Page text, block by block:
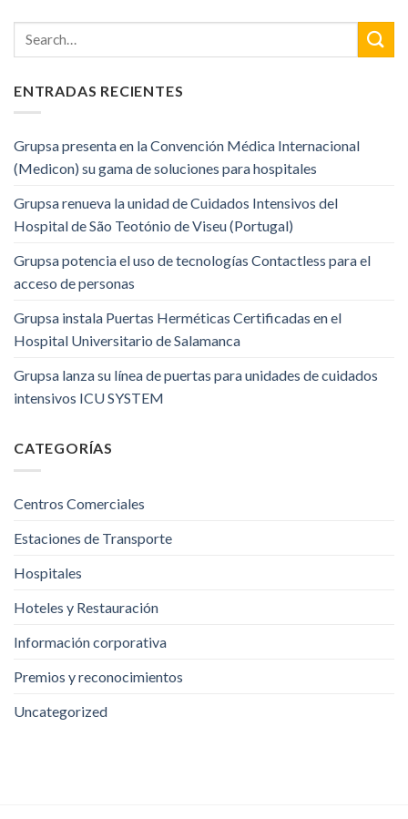
ENTRADAS RECIENTES
Grupsa presenta en la Convención Médica Internacional
(Medicon) su gama de soluciones para hospitales
Grupsa renueva la unidad de Cuidados Intensivos del
Hospital de São Teotónio de Viseu (Portugal)
Grupsa potencia el uso de tecnologías Contactless para el
acceso de personas
Grupsa instala Puertas Herméticas Certificadas en el
Hospital Universitario de Salamanca
Grupsa lanza su línea de puertas para unidades de cuidados
intensivos ICU SYSTEM
CATEGORÍAS
Centros Comerciales
Estaciones de Transporte
Hospitales
Hoteles y Restauración
Información corporativa
Premios y reconocimientos
Uncategorized